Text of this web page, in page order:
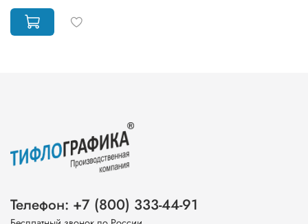
Телефон: +7 (800) 333-44-91